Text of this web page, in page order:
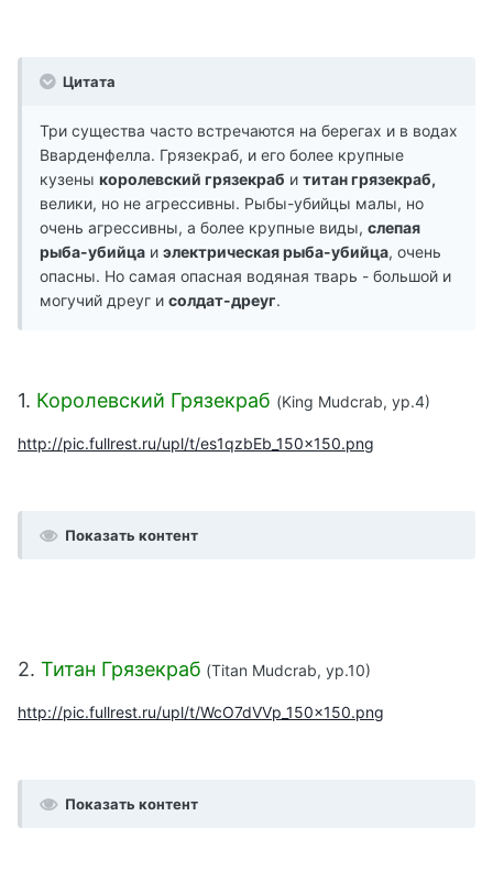
Цитата
Три существа часто встречаются на берегах и в водах
Вварденфелла. Грязекраб, и его более крупные
кузены королевский грязекраб и титан грязекраб,
велики, но не агрессивны. Рыбы-убийцы малы, но
очень агрессивны, а более крупные виды, слепая
рыба-убийца и электрическая рыба-убийца, очень
опасны. Но самая опасная водяная тварь - большой и
могучий дреуг и солдат-дреуг.
1. Королевский Грязекраб (King Mudcrab, ур.4)
http://pic.fullrest.ru/upl/t/es1qzbEb_150x150.png
Показать контент
2. Титан Грязекраб (Titan Mudcrab, ур.10)
http://pic.fullrest.ru/upl/t/WcO7dVVp_150x150.png
Показать контент